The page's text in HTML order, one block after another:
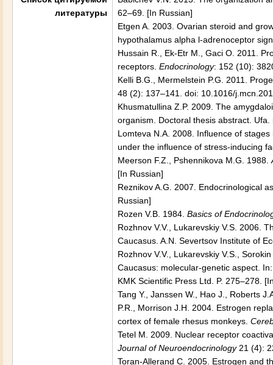
литературы
62–69. [In Russian]
Etgen A. 2003. Ovarian steroid and
hypothalamus alpha l-adrenoceptor
Hussain R., Ek-Etr M., Gaci O. 2011.
receptors. Endocrinology: 152 (10):
Kelli B.G., Mermelstein P.G. 2011.
48 (2): 137–141. doi: 10.1016/
Khusmatullina Z.P. 2009. The
organism. Doctoral thesis abstract. Ufa
Lomteva N.A. 2008. Influence of
under the influence of stress-inducing
Meerson F.Z., Pshennikova M.G. 1988.
[In Russian]
Reznikov A.G. 2007. Endocrinological
Russian]
Rozen V.B. 1984. Basics of
Rozhnov V.V., Lukarevskiy V.S. 2006.
Caucasus . A.N. Severtsov Institute of
Rozhnov V.V., Lukarevskiy V.S.,
Caucasus: molecular-genetic aspect.
KMK Scientific Press Ltd. P. 275–278.
Tang Y., Janssen W., Hao J., Roberts
P.R., Morrison J.H. 2004. Estrogen
cortex of female rhesus monkeys.
Tetel M. 2009. Nuclear receptor
Journal of Neuroendocrinology21 (4):
Toran-Allerand C. 2005. Estrogen and